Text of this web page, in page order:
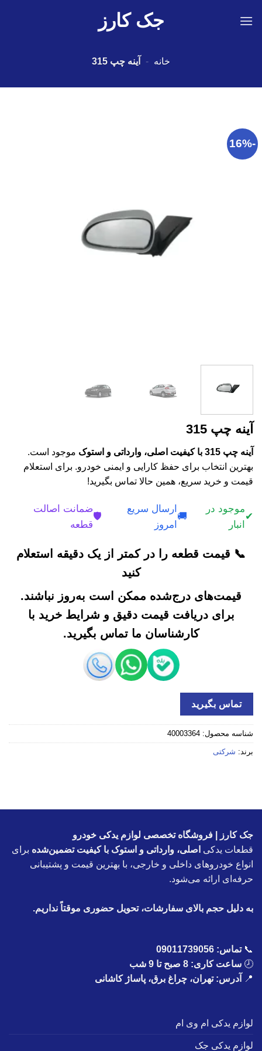
جک کارز
خانه - آینه چپ 315
-16%
آینه چپ 315
آینه چپ 315 با کیفیت اصلی، وارداتی و استوک
موجود است.
بهترین انتخاب برای حفظ کارایی و ایمنی خودرو. برای استعلام
قیمت و خرید سریع، همین حالا تماس بگیرید!
✔
موجود در
انبار
🚚
ارسال سریع
امروز
🛡️
ضمانت اصالت
قطعه
📞 قیمت قطعه را در کمتر از یک دقیقه استعلام
کنید
قیمت‌های درج‌شده ممکن است به‌روز نباشند.
برای دریافت قیمت دقیق و شرایط خرید با
کارشناسان ما تماس بگیرید.
تماس بگیرید
شناسه محصول: 40003364
برند: شرکتی
جک کارز | فروشگاه تخصصی لوازم یدکی خودرو
قطعات یدکی اصلی، وارداتی و استوک با کیفیت تضمین‌شده برای
انواع خودروهای داخلی و خارجی، با بهترین قیمت و پشتیبانی
حرفه‌ای ارائه می‌شود.
به دلیل حجم بالای سفارشات، تحویل حضوری موقتاً نداریم.
📞تماس: 09011739056
🕗 ساعت کاری: 8 صبح تا 9 شب
📍
آدرس: تهران، چراغ برق، پاساژ کاشانی
لوازم یدکی ام وی ام
لوازم یدکی جک